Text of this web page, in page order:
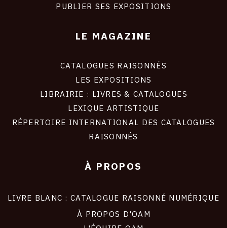
PUBLIER SES EXPOSITIONS
LE MAGAZINE
CATALOGUES RAISONNÉS
LES EXPOSITIONS
LIBRAIRIE : LIVRES & CATALOGUES
LEXIQUE ARTISTIQUE
RÉPERTOIRE INTERNATIONAL DES CATALOGUES
RAISONNÉS
À PROPOS
LIVRE BLANC : CATALOGUE RAISONNÉ NUMÉRIQUE
À PROPOS D'OAM